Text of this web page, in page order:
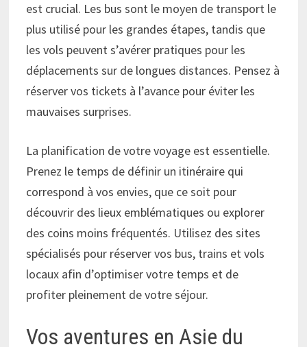
est crucial. Les bus sont le moyen de transport le
plus utilisé pour les grandes étapes, tandis que
les vols peuvent s’avérer pratiques pour les
déplacements sur de longues distances. Pensez à
réserver vos tickets à l’avance pour éviter les
mauvaises surprises.
La planification de votre voyage est essentielle.
Prenez le temps de définir un itinéraire qui
correspond à vos envies, que ce soit pour
découvrir des lieux emblématiques ou explorer
des coins moins fréquentés. Utilisez des sites
spécialisés pour réserver vos bus, trains et vols
locaux afin d’optimiser votre temps et de
profiter pleinement de votre séjour.
Vos aventures en Asie du